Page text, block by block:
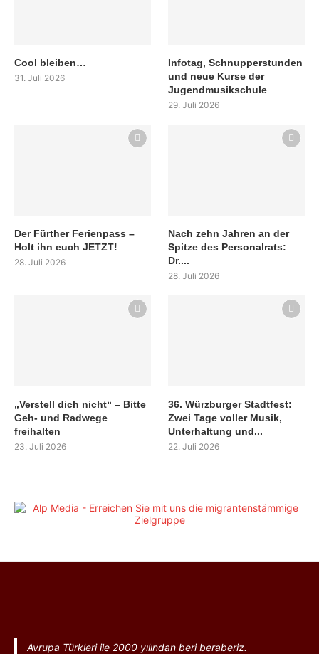
Cool bleiben…
31. Juli 2026
Infotag, Schnupperstunden
und neue Kurse der
Jugendmusikschule
29. Juli 2026
Der Fürther Ferienpass –
Holt ihn euch JETZT!
28. Juli 2026
Nach zehn Jahren an der
Spitze des Personalrats:
Dr....
28. Juli 2026
„Verstell dich nicht“ – Bitte
Geh- und Radwege
freihalten
23. Juli 2026
36. Würzburger Stadtfest:
Zwei Tage voller Musik,
Unterhaltung und...
22. Juli 2026
Avrupa Türkleri ile 2000 yılından beri beraberiz.